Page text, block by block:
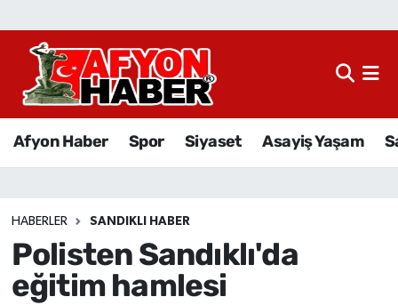
Afyon Haber Spor Siyaset Asayiş Yaşam
HABERLER SANDIKLI HABER
Polisten Sandıklı'da
eğitim hamlesi
Afyon Haber
Sağlık
Eğitim